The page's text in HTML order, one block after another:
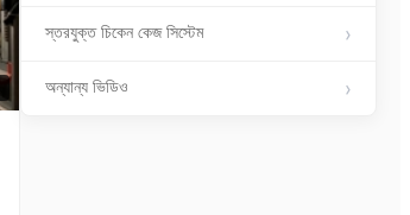
স্তরযুক্ত চিকেন কেজ সিস্টেম
অন্যান্য ভিডিও